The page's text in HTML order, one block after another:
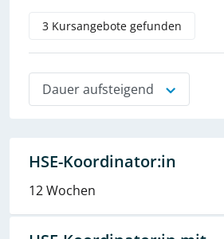
3 Kursangebote gefunden
Dauer aufsteigend
HSE-Koordinator:in
12 Wochen